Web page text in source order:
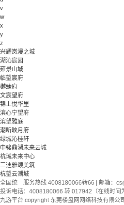
v
w
x
y
z
兴耀岚漫之城
湖沁宸园
雍景山城
临望宸府
樾臻府
文宸望府
锦上悦华里
滨心宁望府
滨望雅庭
潮听映月府
绿城沁桂轩
中骏鼎湖未来云城
杭珹未来中心
三迪雅颂美筑
杭望云潮城
全国统一服务热线 4008180066转66 | 邮箱：
投诉电话：4008180066 转 017942（在线时间
九游平台 copyright 东莞楼盘网网络科技有限公司